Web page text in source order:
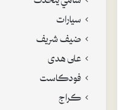
سيارات
ضيف شريف
على هدى
فودكاست
كراج